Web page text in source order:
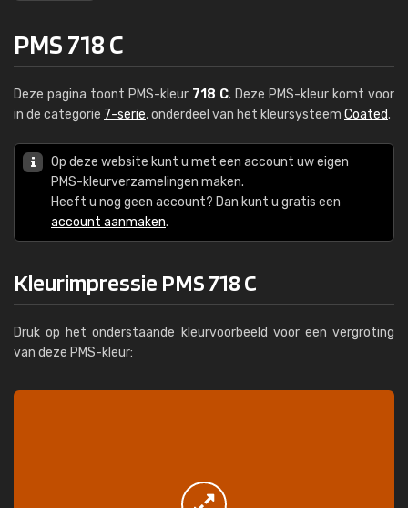
PMS 718 C
Deze pagina toont PMS-kleur 718 C. Deze PMS-kleur komt voor
in de categorie 7-serie, onderdeel van het kleursysteem Coated.
Op deze website kunt u met een account uw eigen
PMS-kleurverzamelingen maken.
Heeft u nog geen account? Dan kunt u gratis een
account aanmaken.
Kleurimpressie PMS 718 C
Druk op het onderstaande kleurvoorbeeld voor een vergroting
van deze PMS-kleur: